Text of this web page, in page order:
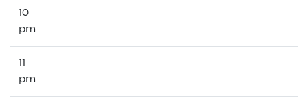
10
pm
11
pm